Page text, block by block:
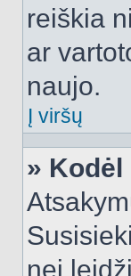
reiškia
ar
naujo.
Į viršų
»
nei